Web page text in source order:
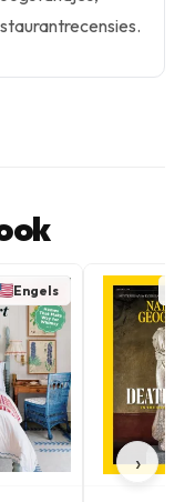
Engels
›